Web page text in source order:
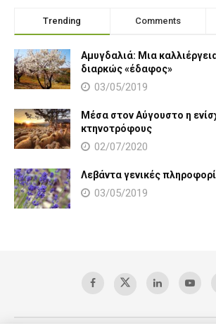
Trending Comments
Αμυγδαλιά: Μια
διαρκώς «έδαφος»
03/05/2019
Μέσα στον Αύγουστο η
κτηνοτρόφους
02/07/2020
Λεβάντα γενικές
03/05/2019